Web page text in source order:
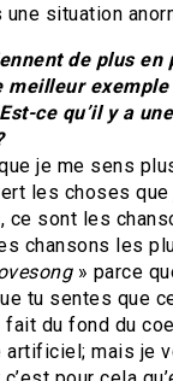
situation
de plus en
meilleur
ce qu’il y a
je me sens
les choses que
ce sont les
chansons les
» parce
tu sentes que
fait du fond du
artificiel; mais je